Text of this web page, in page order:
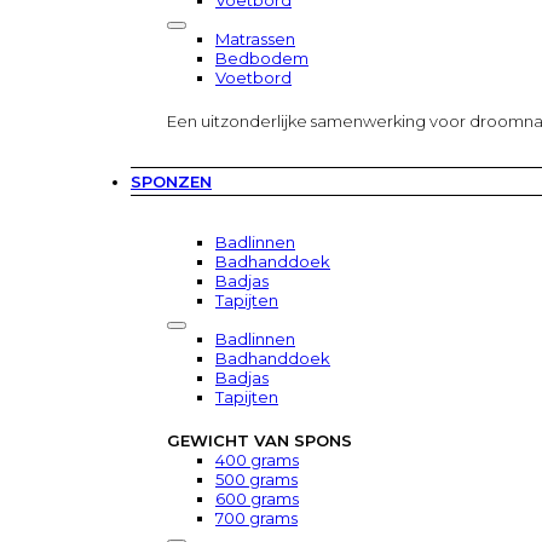
Matrassen
Bedbodem
Voetbord
Een uitzonderlijke samenwerking voor
SPONZEN
Badlinnen
Badhanddoek
Badjas
Tapijten
Badlinnen
Badhanddoek
Badjas
Tapijten
GEWICHT VAN SPONS
400 grams
500 grams
600 grams
700 grams